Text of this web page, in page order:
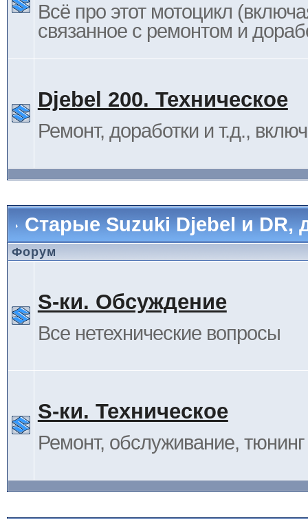
Всё про этот мотоцикл
связанное с ремонтом и
Djebel 200. Техническое
Ремонт, доработки и т.д.,
Старые Suzuki Djebel и DR,
Форум
S-ки. Обсуждение
Все нетехнические вопросы
S-ки. Техническое
Ремонт, обслуживание, тюнинг